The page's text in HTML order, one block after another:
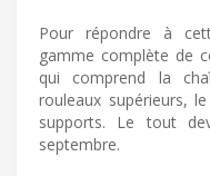
Pour répondre à
gamme complète de
qui comprend la
rouleaux supérieurs,
supports. Le tout
septembre.